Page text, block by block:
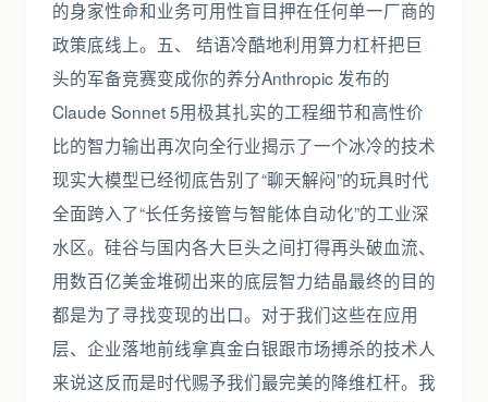
的身家性命和业务可用性盲目押在任何单一厂商的
政策底线上。五、 结语冷酷地利用算力杠杆把巨
头的军备竞赛变成你的养分Anthropic 发布的
Claude Sonnet 5用极其扎实的工程细节和高性价
比的智力输出再次向全行业揭示了一个冰冷的技术
现实大模型已经彻底告别了“聊天解闷”的玩具时代
全面跨入了“长任务接管与智能体自动化”的工业深
水区。硅谷与国内各大巨头之间打得再头破血流、
用数百亿美金堆砌出来的底层智力结晶最终的目的
都是为了寻找变现的出口。对于我们这些在应用
层、企业落地前线拿真金白银跟市场搏杀的技术人
来说这反而是时代赐予我们最完美的降维杠杆。我